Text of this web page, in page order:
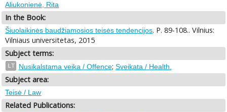
Aliukonienė, Rita
In the Book:
Šiuolaikinės baudžiamosios teisės tendencijos. P. 89-108.. Vilnius:
Vilniaus universitetas, 2015
Subject terms:
LT Nusikalstama veika / Offence; Sveikata / Health.
Subject area:
Teisė / Law
Related Publications: